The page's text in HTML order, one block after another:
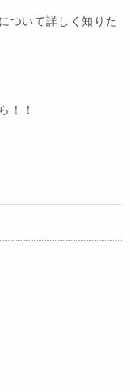
ついて詳しく知りた
！！